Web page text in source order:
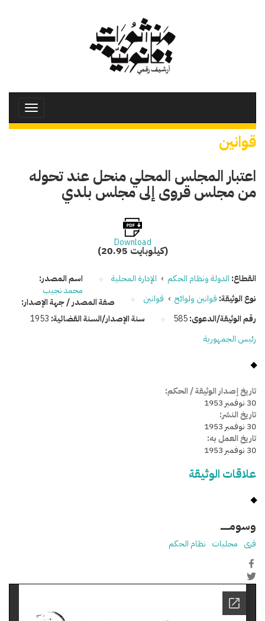
Toggle
قوانين
اعتبار المجلس المحلي منحل عند تحوله
من مجلس قروى إلى مجلس بلدي
Download
(20.95 كيلوبايت)
القطاع: الدولة ونظام الحكم › الإدارة المحلية
نوع الوثيقة: قوانين ولوائح › قوانين
رقم الوثيقة/الدعوى:585 سنة الإصدار/السنة القضائية: 1953
اسم المصدر:
محمد نجيب
صفة المصدر / جهة الإصدار:
رئيس الجمهورية
تاريخ إصدار الوثيقة / الحكم:
30 نوفمبر 1953
تاريخ النشر:
30 نوفمبر 1953
تاريخ العمل به:
30 نوفمبر 1953
علاقات الوثيقة
وسومـــــ
قرى محليات نظام الحكم